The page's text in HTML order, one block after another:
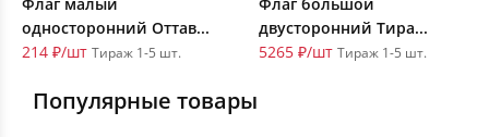
односторонний Оттав...
214 ₽/шт Тираж 1-5 шт.
двусторонний Тира...
5265 ₽/шт Тираж 1-5 шт.
Популярные товары